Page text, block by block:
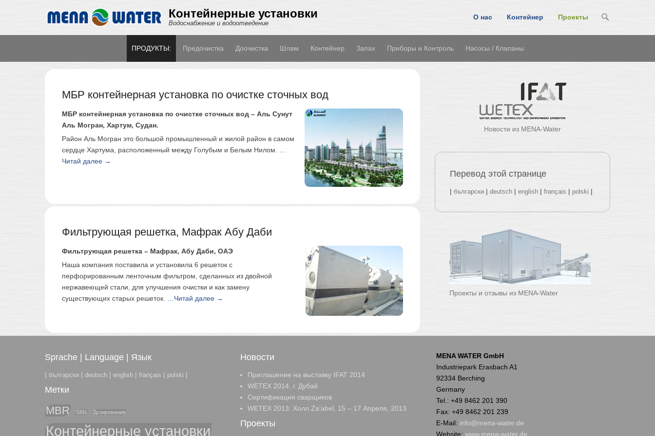
Контейнерные установки
Водоснабжение и водоотведение
Primary Menu
Skip to content
О нас Контейнер Проекты
ПРОДУКТЫ:
Предочистка Доочистка Шлам Контейнер Запах Приборы и Контроль Насосы / Клапаны
МБР контейнерная установка по очистке сточных вод
МБР контейнерная установка по очистке сточных вод – Аль Сунут
Аль Могран, Хартум, Судан.
Район Аль Могран это большой промышленный и жилой район в самом
сердце Хартума, расположенный между Голубым и Белым Нилом.
Читай далее →
Фильтрующая решетка, Мафрак Абу Даби
Фильтрующая решетка – Мафрак, Абу Даби, ОАЭ
Наша компания поставила и установила 6 решеток с
перфорированным ленточным фильтром, сделанных из двойной
нержавеющей стали, для улучшения очистки и как замену
существующих старых решеток.
…Читай далее →
Новости из MENA-Water
Перевод этой странице
| български | deutsch | english | français | polski |
Проекты и отзывы из MENA-Water
Sprache | Language | Язык
| български | deutsch | english | français | polski |
Метки
MBR SBR Дозирования
Контейнерные установки
Новости
Приглашение на выставку IFAT 2014
WETEX 2014, г. Дубай
Cертификация сварщиков
WETEX 2013: Холл Za’abel, 15 – 17 Апреля, 2013
Проекты
MENA WATER GmbH
Industriepark Erasbach A1
92334 Berching
Germany
Tel.: +49 8462 201 390
Fax: +49 8462 201 239
E-Mail: info@mena-water.de
Website: www.mena-water.de